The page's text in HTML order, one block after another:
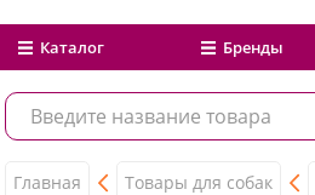
Каталог Бренды
Главная Товары для собак